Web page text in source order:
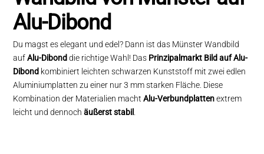
Alu-Dibond
Du magst es elegant und edel? Dann ist das Münster Wandbild
aufAlu-Dibonddie richtige Wahl! Das Prinzipalmarkt Bild auf Alu-
Dibond kombiniert leichten schwarzen Kunststoff mit zwei edlen
Aluminiumplatten zu einer nur 3 mm starken Fläche. Diese
Kombination der Materialien machtAlu-Verbundplattenextrem
leicht und dennochäußerst stabil